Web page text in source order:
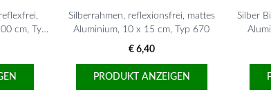
cm, Typ
Silberrahmen, reflexionsfrei, mattes
Aluminium, 10 x 15 cm, Typ 670
€ 6,40
PRODUKT ANZEIGEN
Silber